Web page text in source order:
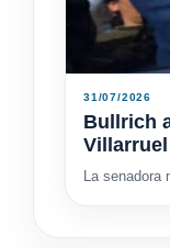
31/07/2026
Bullrich
Villarruel
La senadora